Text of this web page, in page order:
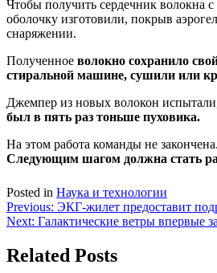
Чтобы получить сердечник волокна
оболочку изготовили, покрыв
снаряжении.
Полученное волокно сохранило
стиральной машине, сушили или
Джемпер из новых волокон
был в пять раз тоньше пуховика.
На этом работа команды не
Следующим шагом должна стать
Posted in Наука и технологии
Навигация
по
записям
Previous: ЭКГ-жилет предоставит
Next: Галактические ветры впервые
Related Posts